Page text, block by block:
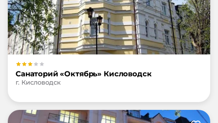
Санаторий «Октябрь» Кисловодск
г. Кисловодск